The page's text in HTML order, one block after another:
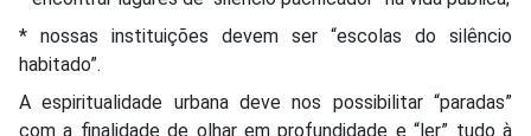
* nossas instituições devem ser “escolas do silêncio
habitado”.
A espiritualidade urbana deve nos possibilitar “paradas”
com a finalidade de olhar em profundidade e “ler” tudo à